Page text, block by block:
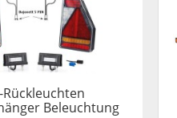
Rückleuchten
Beleuchtung